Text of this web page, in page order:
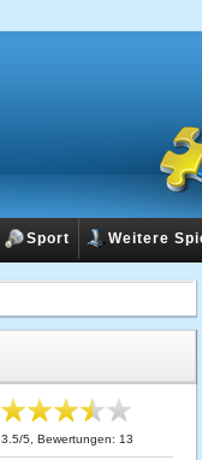
Sport Weitere
3.5/5 , Bewertungen: 13